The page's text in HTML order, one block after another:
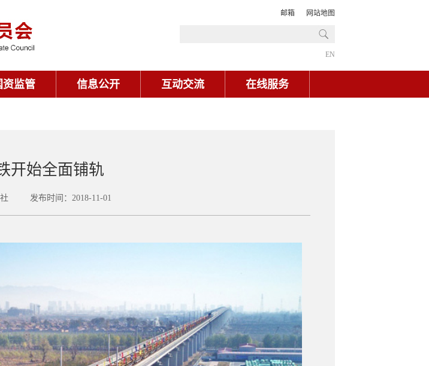
邮箱 网站地图
EN
资监管 信息公开 互动交流 在线服务
开始全面铺轨
社 发布时间：2018-11-01